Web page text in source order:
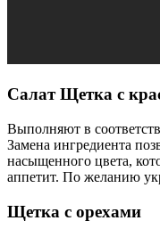
Салат Щетка с
Выполняют в
Замена ингредиента
насыщенного цвета,
аппетит. По желанию
Щетка с орехами